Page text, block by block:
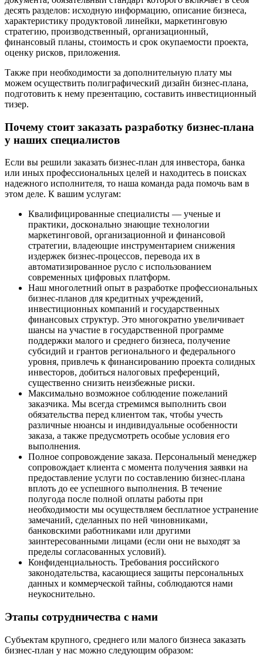
десять разделов: исходную информацию, описание бизнеса,
характеристику продуктовой линейки, маркетинговую
стратегию, производственный, организационный,
финансовый планы, стоимость и срок окупаемости проекта,
оценку рисков, приложения.
Также при необходимости за дополнительную плату мы
можем осуществить полиграфический дизайн бизнес-плана,
подготовить к нему презентацию, составить инвестиционный
тизер.
Почему стоит заказать разработку бизнес-плана
у наших специалистов
Если вы решили заказать бизнес-план для инвестора, банка
или иных профессиональных целей и находитесь в поисках
надежного исполнителя, то наша команда рада помочь вам в
этом деле. К вашим услугам:
Квалифицированные специалисты ― ученые и
практики, досконально знающие технологии
маркетинговой, организационной и финансовой
стратегии, владеющие инструментарием снижения
издержек бизнес-процессов, перевода их в
автоматизированное русло с использованием
современных цифровых платформ.
Наш многолетний опыт в разработке профессиональных
бизнес-планов для кредитных учреждений,
инвестиционных компаний и государственных
финансовых структур. Это многократно увеличивает
шансы на участие в государственной программе
поддержки малого и среднего бизнеса, получение
субсидий и грантов регионального и федерального
уровня, привлечь к финансированию проекта солидных
инвесторов, добиться налоговых преференций,
существенно снизить неизбежные риски.
Максимально возможное соблюдение пожеланий
заказчика. Мы всегда стремимся выполнить свои
обязательства перед клиентом так, чтобы учесть
различные нюансы и индивидуальные особенности
заказа, а также предусмотреть особые условия его
выполнения.
Полное сопровождение заказа. Персональный менеджер
сопровождает клиента с момента получения заявки на
предоставление услуги по составлению бизнес-плана
вплоть до ее успешного выполнения. В течение
полугода после полной оплаты работы при
необходимости мы осуществляем бесплатное устранение
замечаний, сделанных по ней чиновниками,
банковскими работниками или другими
заинтересованными лицами (если они не выходят за
пределы согласованных условий).
Конфиденциальность. Требования российского
законодательства, касающиеся защиты персональных
данных и коммерческой тайны, соблюдаются нами
неукоснительно.
Этапы сотрудничества с нами
Субъектам крупного, среднего или малого бизнеса заказать
бизнес-план у нас можно следующим образом: